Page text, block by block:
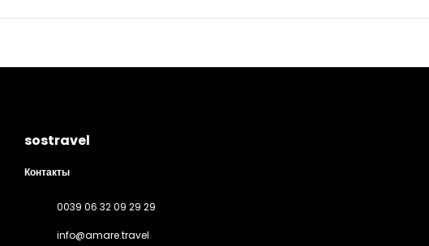
sostravel
Контакты
0039 06 32 09 29 29
info@amare.travel